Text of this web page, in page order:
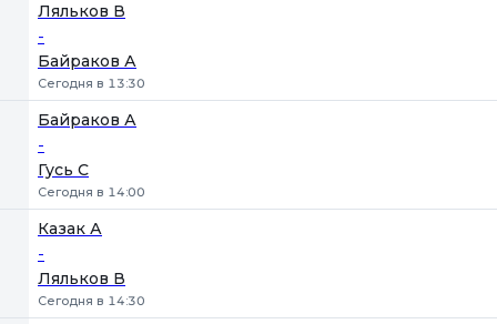
Ляльков В
-
Байраков А
Сегодня в 13:30
Байраков А
-
Гусь С
Сегодня в 14:00
Казак А
-
Ляльков В
Сегодня в 14:30